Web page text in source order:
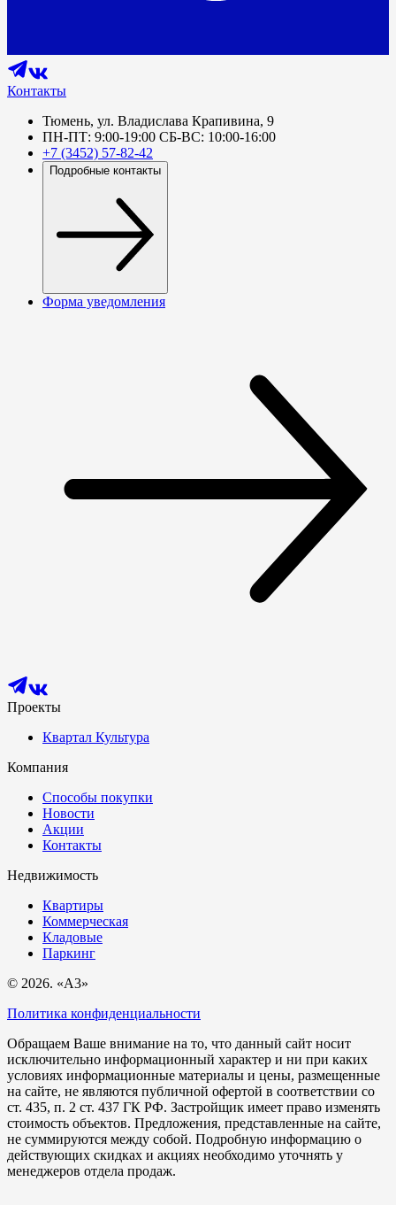
Контакты
Тюмень, ул. Владислава Крапивина, 9
ПН-ПТ: 9:00-19:00 СБ-ВС: 10:00-16:00
+7 (3452) 57-82-42
Подробные контакты
Форма уведомления
Проекты
Квартал Культура
Компания
Способы покупки
Новости
Акции
Контакты
Недвижимость
Квартиры
Коммерческая
Кладовые
Паркинг
© 2026. «A3»
Политика конфиденциальности
Обращаем Ваше внимание на то, что данный сайт носит
исключительно информационный характер и ни при каких
условиях информационные материалы и цены, размещенные
на сайте, не являются публичной офертой в соответствии со
ст. 435, п. 2 ст. 437 ГК РФ. Застройщик имеет право изменять
стоимость объектов. Предложения, представленные на сайте,
не суммируются между собой. Подробную информацию о
действующих скидках и акциях необходимо уточнять у
менеджеров отдела продаж.